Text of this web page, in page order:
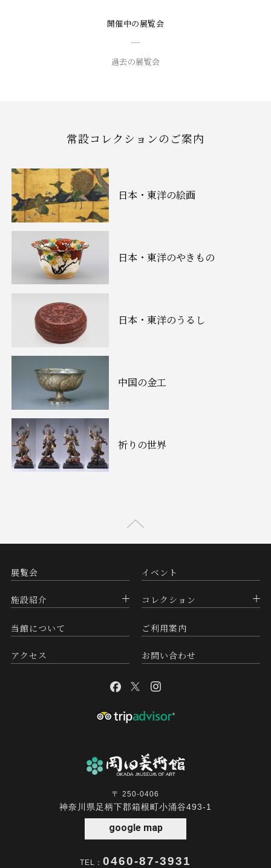
開催中の展覧会
過去の展覧会
常設コレクションのご案内
日本・東洋の絵画
日本・東洋のやきもの
日本・東洋のうるし
中国の金工
祈りの世界
展覧会
施設紹介
当館について
アクセス
イベント
コレクション
ご利用案内
お問い合わせ
〒 250-0406
神奈川県足柄下郡箱根町小涌谷493-1
google map
TEL： 0460-87-3931